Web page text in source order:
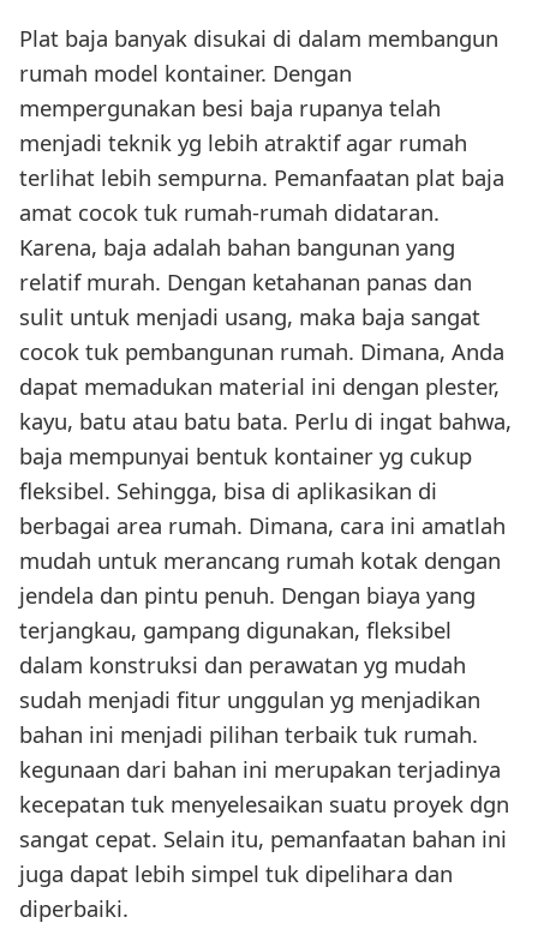
Plat baja banyak disukai di dalam membangun
rumah model kontainer. Dengan
mempergunakan besi baja rupanya telah
menjadi teknik yg lebih atraktif agar rumah
terlihat lebih sempurna. Pemanfaatan plat baja
amat cocok tuk rumah-rumah didataran.
Karena, baja adalah bahan bangunan yang
relatif murah. Dengan ketahanan panas dan
sulit untuk menjadi usang, maka baja sangat
cocok tuk pembangunan rumah. Dimana, Anda
dapat memadukan material ini dengan plester,
kayu, batu atau batu bata. Perlu di ingat bahwa,
baja mempunyai bentuk kontainer yg cukup
fleksibel. Sehingga, bisa di aplikasikan di
berbagai area rumah. Dimana, cara ini amatlah
mudah untuk merancang rumah kotak dengan
jendela dan pintu penuh. Dengan biaya yang
terjangkau, gampang digunakan, fleksibel
dalam konstruksi dan perawatan yg mudah
sudah menjadi fitur unggulan yg menjadikan
bahan ini menjadi pilihan terbaik tuk rumah.
kegunaan dari bahan ini merupakan terjadinya
kecepatan tuk menyelesaikan suatu proyek dgn
sangat cepat. Selain itu, pemanfaatan bahan ini
juga dapat lebih simpel tuk dipelihara dan
diperbaiki.